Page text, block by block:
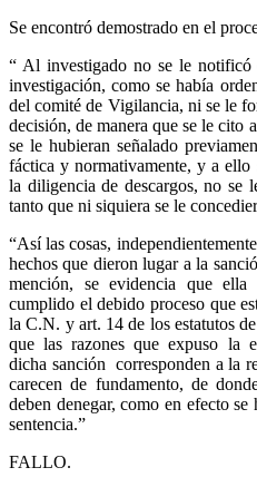
Se encontró demostrado en el
“ Al investigado no se le
investigación, como se había
del comité de Vigilancia, ni se le
decisión, de manera que se le cito
se le hubieran señalado
fáctica y normativamente, y a ello
la diligencia de descargos, no se
tanto que ni siquiera se le
“Así las cosas,
hechos que dieron lugar a la
mención, se evidencia que
cumplido el debido proceso que
la C.N. y art. 14 de los estatutos
que las razones que expuso la
dicha sanción corresponden a la
carecen de fundamento, de
deben denegar, como en efecto
sentencia.”
FALLO.